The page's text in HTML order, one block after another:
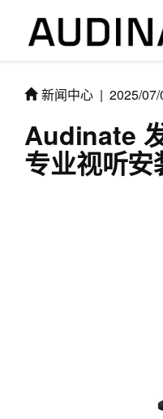
新闻中心 | 2025/
Audinate
专业视听